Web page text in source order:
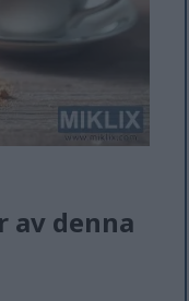
av denna